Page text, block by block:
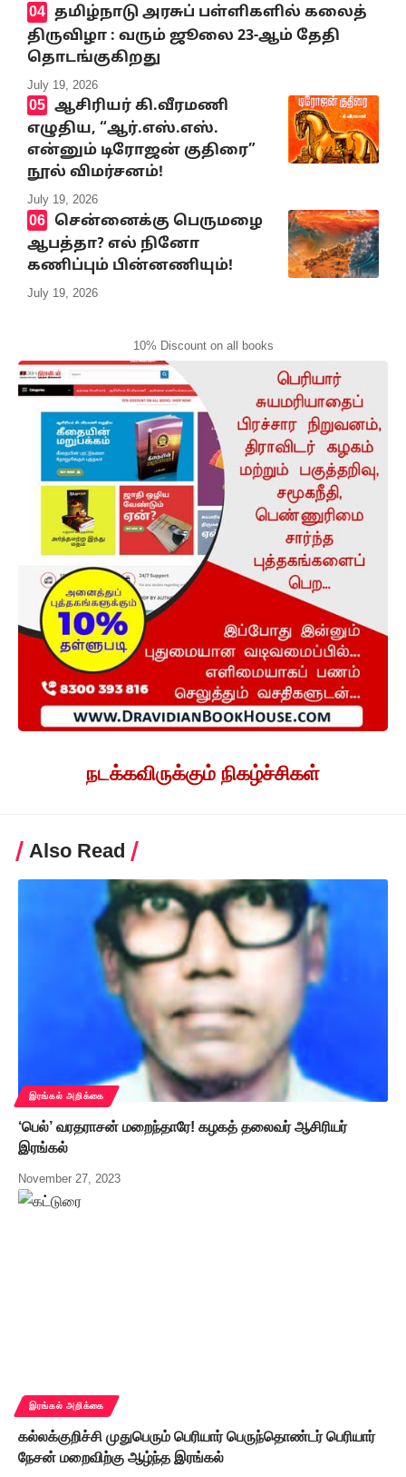
தமிழ்நாடு அரசுப் பள்ளிகளில் கலைத்
திருவிழா : வரும் ஜூலை 23-ஆம் தேதி
தொடங்குகிறது
July 19, 2026
ஆசிரியர் கி.வீரமணி
எழுதிய, “ஆர்.எஸ்.எஸ்.
என்னும் டிரோஜன் குதிரை”
நூல் விமர்சனம்!
July 19, 2026
சென்னைக்கு பெருமழை
ஆபத்தா? எல் நினோ
கணிப்பும் பின்னணியும்!
July 19, 2026
10% Discount on all books
நடக்கவிருக்கும் நிகழ்ச்சிகள்
Also Read
இரங்கல் அறிக்கை
‘பெல்’ வரதராசன் மறைந்தாரே! கழகத் தலைவர் ஆசிரியர்
இரங்கல்
November 27, 2023
இரங்கல் அறிக்கை
கல்லக்குறிச்சி முதுபெரும் பெரியார் பெருந்தொண்டர் பெரியார்
நேசன் மறைவிற்கு ஆழ்ந்த இரங்கல்